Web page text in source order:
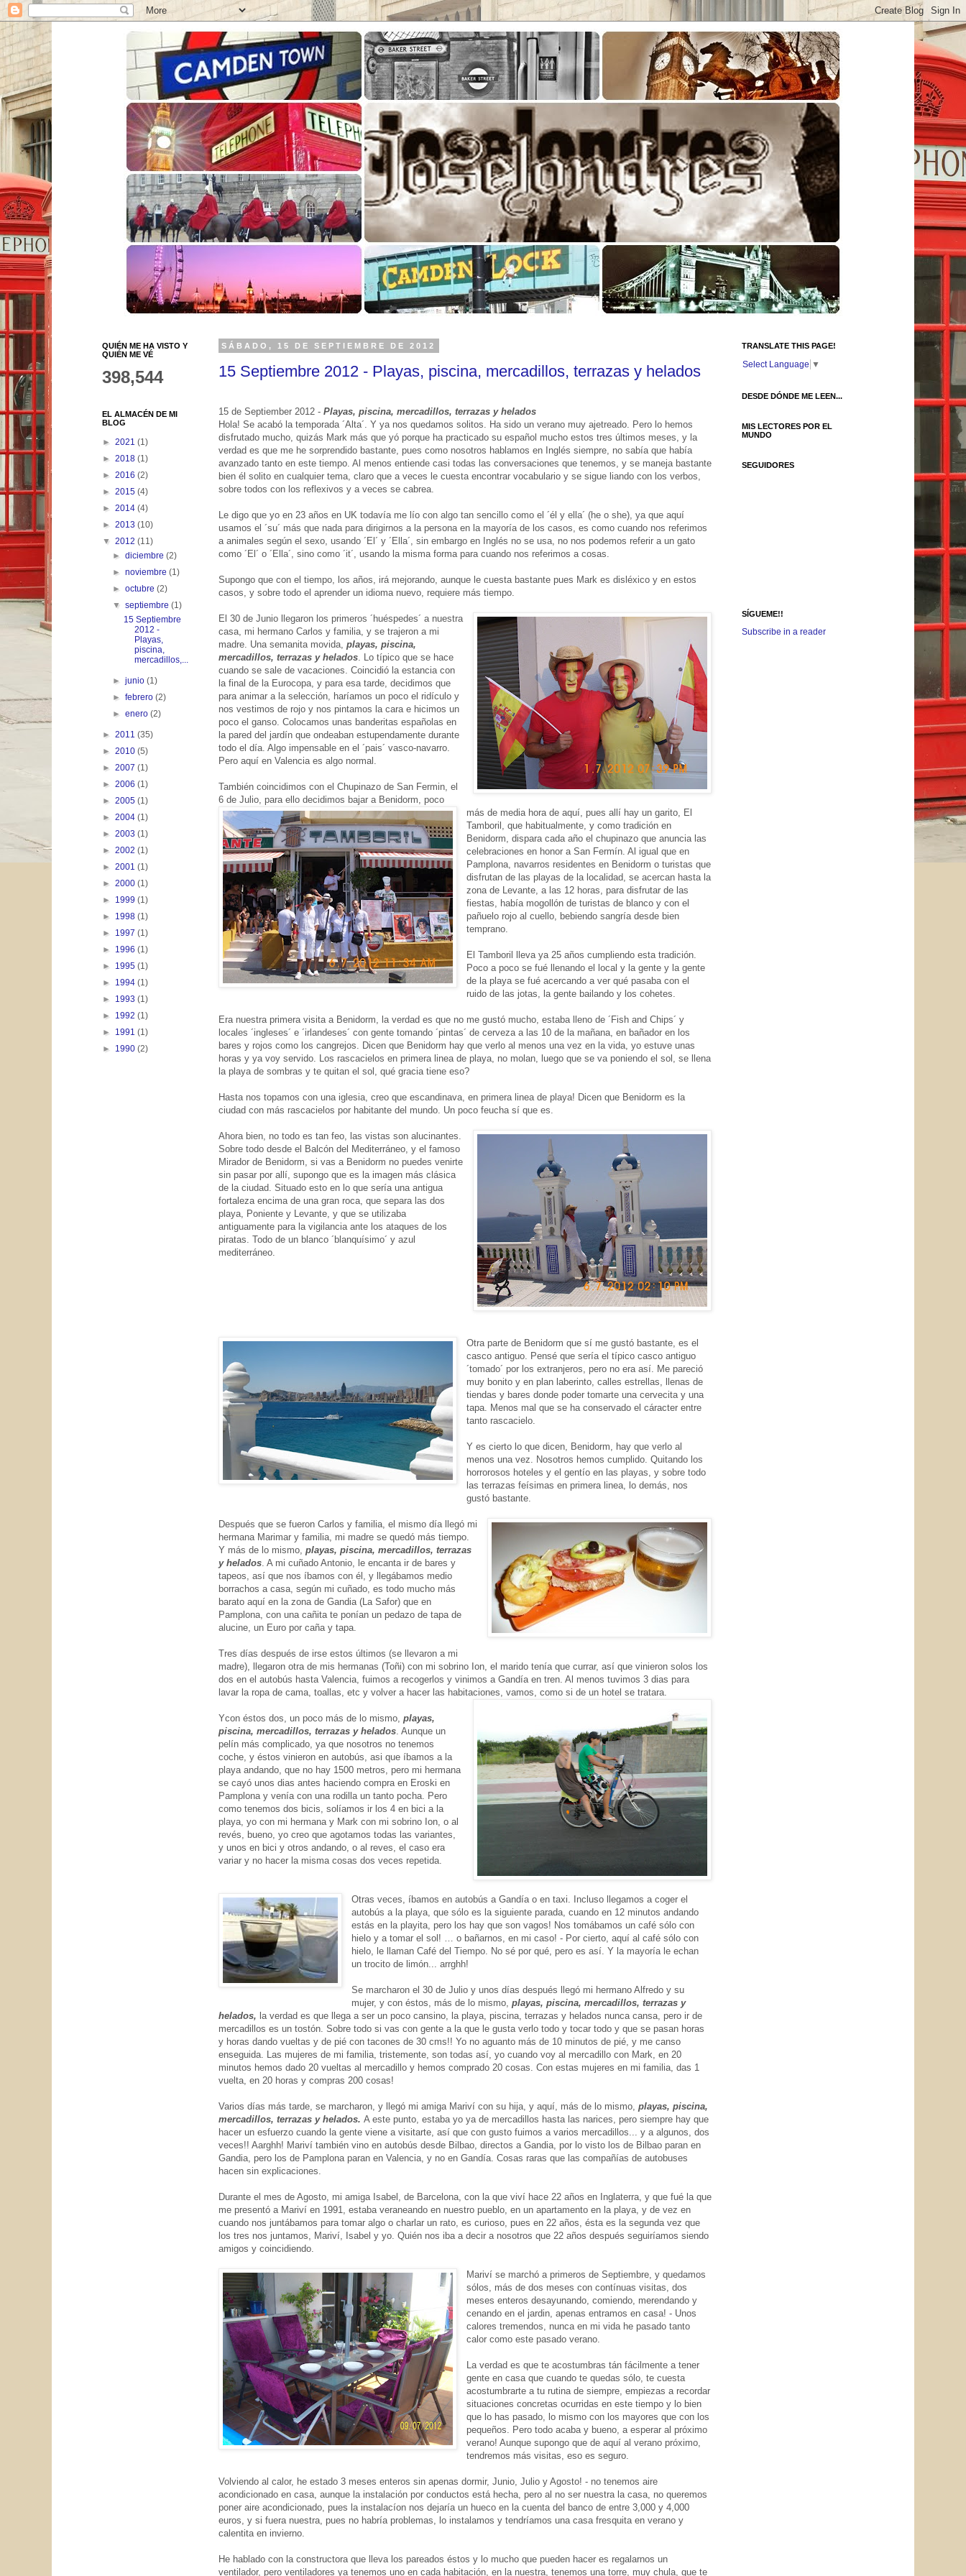
SÁBADO, 15 DE SEPTIEMBRE DE 2012
15 Septiembre 2012 - Playas, piscina, mercadillos, terrazas y helados
15 de Septiember 2012 - Playas, piscina, mercadillos, terrazas y helados
Hola! Se acabó la temporada ´Alta´. Y ya nos quedamos solitos. Ha sido un verano muy ajetreado. Pero lo hemos
disfrutado mucho, quizás Mark más que yó porque ha practicado su español mucho estos tres últimos meses, y la
verdad es que me he sorprendido bastante, pues como nosotros hablamos en Inglés siempre, no sabía que había
avanzado tanto en este tiempo. Al menos entiende casi todas las conversaciones que tenemos, y se maneja bastante
bien él solito en cualquier tema, claro que a veces le cuesta encontrar vocabulario y se sigue liando con los verbos,
sobre todos con los reflexivos y a veces se cabrea.
Le digo que yo en 23 años en UK todavía me lío con algo tan sencillo como el ´él y ella´ (he o she), ya que aquí
usamos el ´su´ más que nada para dirigirnos a la persona en la mayoría de los casos, es como cuando nos referimos
a animales según el sexo, usando ´El´ y ´Ella´, sin embargo en Inglés no se usa, no nos podemos referir a un gato
como ´El´ o ´Ella´, sino como ´it´, usando la misma forma para cuando nos referimos a cosas.
Supongo que con el tiempo, los años, irá mejorando, aunque le cuesta bastante pues Mark es disléxico y en estos
casos, y sobre todo el aprender un idioma nuevo, requiere más tiempo.
El 30 de Junio llegaron los primeros ´huéspedes´ a nuestra
casa, mi hermano Carlos y familia, y se trajeron a mi
madre. Una semanita movida, playas, piscina,
mercadillos, terrazas y helados . Lo típico que se hace
cuando se sale de vacaciones. Coincidió la estancia con
la final de la Eurocopa, y para esa tarde, decidimos que
para animar a la selección, haríamos un poco el ridículo y
nos vestimos de rojo y nos pintamos la cara e hicimos un
poco el ganso. Colocamos unas banderitas españolas en
la pared del jardín que ondeaban estupendamente durante
todo el día. Algo impensable en el ´pais´ vasco-navarro.
Pero aquí en Valencia es algo normal.
También coincidimos con el Chupinazo de San Fermin, el
6 de Julio, para ello decidimos bajar a Benidorm, poco
más de media hora de aquí, pues allí hay un garito, El
Tamboril, que habitualmente, y como tradición en
Benidorm, dispara cada año el chupinazo que anuncia las
celebraciones en honor a San Fermín. Al igual que en
Pamplona, navarros residentes en Benidorm o turistas que
disfrutan de las playas de la localidad, se acercan hasta la
zona de Levante, a las 12 horas, para disfrutar de las
fiestas, había mogollón de turistas de blanco y con el
pañuelo rojo al cuello, bebiendo sangría desde bien
temprano.
El Tamboril lleva ya 25 años cumpliendo esta tradición.
Poco a poco se fué llenando el local y la gente y la gente
de la playa se fué acercando a ver qué pasaba con el
ruido de las jotas, la gente bailando y los cohetes.
Era nuestra primera visita a Benidorm, la verdad es que no me gustó mucho, estaba lleno de ´Fish and Chips´ y
locales ´ingleses´ e ´irlandeses´ con gente tomando ´pintas´ de cerveza a las 10 de la mañana, en bañador en los
bares y rojos como los cangrejos. Dicen que Benidorm hay que verlo al menos una vez en la vida, yo estuve unas
horas y ya voy servido. Los rascacielos en primera linea de playa, no molan, luego que se va poniendo el sol, se llena
la playa de sombras y te quitan el sol, qué gracia tiene eso?
Hasta nos topamos con una iglesia, creo que escandinava, en primera linea de playa! Dicen que Benidorm es la
ciudad con más rascacielos por habitante del mundo. Un poco feucha sí que es.
Ahora bien, no todo es tan feo, las vistas son alucinantes.
Sobre todo desde el Balcón del Mediterráneo, y el famoso
Mirador de Benidorm, si vas a Benidorm no puedes venirte
sin pasar por allí, supongo que es la imagen más clásica
de la ciudad. Situado esto en lo que sería una antigua
fortaleza encima de una gran roca, que separa las dos
playa, Poniente y Levante, y que se utilizaba
antiguamente para la vigilancia ante los ataques de los
piratas. Todo de un blanco ´blanquísimo´ y azul
mediterráneo.
Otra parte de Benidorm que sí me gustó bastante, es el
casco antiguo. Pensé que sería el típico casco antiguo
´tomado´ por los extranjeros, pero no era así. Me pareció
muy bonito y en plan laberinto, calles estrellas, llenas de
tiendas y bares donde poder tomarte una cervecita y una
tapa. Menos mal que se ha conservado el cáracter entre
tanto rascacielo.
Y es cierto lo que dicen, Benidorm, hay que verlo al
menos una vez. Nosotros hemos cumplido. Quitando los
horrorosos hoteles y el gentío en las playas, y sobre todo
las terrazas feísimas en primera linea, lo demás, nos
gustó bastante.
Después que se fueron Carlos y familia, el mismo día llegó mi
hermana Marimar y familia, mi madre se quedó más tiempo.
Y más de lo mismo, playas, piscina, mercadillos, terrazas
y helados. A mi cuñado Antonio, le encanta ir de bares y
tapeos, así que nos íbamos con él, y llegábamos medio
borrachos a casa, según mi cuñado, es todo mucho más
barato aquí en la zona de Gandia (La Safor) que en
Pamplona, con una cañita te ponían un pedazo de tapa de
alucine, un Euro por caña y tapa.
Tres días después de irse estos últimos (se llevaron a mi
madre), llegaron otra de mis hermanas (Toñi) con mi sobrino Ion, el marido tenía que currar, así que vinieron solos los
dos en el autobús hasta Valencia, fuimos a recogerlos y vinimos a Gandía en tren. Al menos tuvimos 3 dias para
lavar la ropa de cama, toallas, etc y volver a hacer las habitaciones, vamos, como si de un hotel se tratara.
Ycon éstos dos, un poco más de lo mismo, playas,
piscina, mercadillos, terrazas y helados. Aunque un
pelín más complicado, ya que nosotros no tenemos
coche, y éstos vinieron en autobús, asi que íbamos a la
playa andando, que no hay 1500 metros, pero mi hermana
se cayó unos dias antes haciendo compra en Eroski en
Pamplona y venía con una rodilla un tanto pocha. Pero
como tenemos dos bicis, solíamos ir los 4 en bici a la
playa, yo con mi hermana y Mark con mi sobrino Ion, o al
revés, bueno, yo creo que agotamos todas las variantes,
y unos en bici y otros andando, o al reves, el caso era
variar y no hacer la misma cosas dos veces repetida.
Otras veces, íbamos en autobús a Gandía o en taxi. Incluso llegamos a coger el
autobús a la playa, que sólo es la siguiente parada, cuando en 12 minutos andando
estás en la playita, pero los hay que son vagos! Nos tomábamos un café sólo con
hielo y a tomar el sol! … o bañarnos, en mi caso! - Por cierto, aquí al café sólo con
hielo, le llaman Café del Tiempo. No sé por qué, pero es así. Y la mayoría le echan
un trocito de limón... arrghh!
Se marcharon el 30 de Julio y unos días después llegó mi hermano Alfredo y su
mujer, y con éstos, más de lo mismo,playas, piscina, mercadillos, terrazas y
helados, la verdad es que llega a ser un poco cansino, la playa, piscina, terrazas y helados nunca cansa, pero ir de
mercadillos es un tostón. Sobre todo si vas con gente a la que le gusta verlo todo y tocar todo y que se pasan horas
y horas dando vueltas y de pié con tacones de 30 cms!! Yo no aguanto más de 10 minutos de pié, y me canso
enseguida. Las mujeres de mi familia, tristemente, son todas así, yo cuando voy al mercadillo con Mark, en 20
minutos hemos dado 20 vueltas al mercadillo y hemos comprado 20 cosas. Con estas mujeres en mi familia, das 1
vuelta, en 20 horas y compras 200 cosas!
Varios días más tarde, se marcharon, y llegó mi amiga Mariví con su hija, y aquí, más de lo mismo, playas, piscina,
mercadillos, terrazas y helados. A este punto, estaba yo ya de mercadillos hasta las narices, pero siempre hay que
hacer un esfuerzo cuando la gente viene a visitarte, así que con gusto fuimos a varios mercadillos... y a algunos, dos
veces!! Aarghh! Mariví también vino en autobús desde Bilbao, directos a Gandia, por lo visto los de Bilbao paran en
Gandia, pero los de Pamplona paran en Valencia, y no en Gandía. Cosas raras que las compañías de autobuses
hacen sin explicaciones.
Durante el mes de Agosto, mi amiga Isabel, de Barcelona, con la que viví hace 22 años en Inglaterra, y que fué la que
me presentó a Mariví en 1991, estaba veraneando en nuestro pueblo, en un apartamento en la playa, y de vez en
cuando nos juntábamos para tomar algo o charlar un rato, es curioso, pues en 22 años, ésta es la segunda vez que
los tres nos juntamos, Mariví, Isabel y yo. Quién nos iba a decir a nosotros que 22 años después seguiríamos siendo
amigos y coincidiendo.
Mariví se marchó a primeros de Septiembre, y quedamos
sólos, más de dos meses con contínuas visitas, dos
meses enteros desayunando, comiendo, merendando y
cenando en el jardin, apenas entramos en casa! - Unos
calores tremendos, nunca en mi vida he pasado tanto
calor como este pasado verano.
La verdad es que te acostumbras tán fácilmente a tener
gente en casa que cuando te quedas sólo, te cuesta
acostumbrarte a tu rutina de siempre, empiezas a recordar
situaciones concretas ocurridas en este tiempo y lo bien
que lo has pasado, lo mismo con los mayores que con los
pequeños. Pero todo acaba y bueno, a esperar al próximo
verano! Aunque supongo que de aquí al verano próximo,
tendremos más visitas, eso es seguro.
Volviendo al calor, he estado 3 meses enteros sin apenas dormir, Junio, Julio y Agosto! - no tenemos aire
acondicionado en casa, aunque la instalación por conductos está hecha, pero al no ser nuestra la casa, no queremos
poner aire acondicionado, pues la instalacíon nos dejaría un hueco en la cuenta del banco de entre 3,000 y 4,000
euros, y si fuera nuestra, pues no habría problemas, lo instalamos y tendríamos una casa fresquita en verano y
calentita en invierno.
He hablado con la constructora que lleva los pareados éstos y lo mucho que pueden hacer es regalarnos un
ventilador, pero ventiladores ya tenemos uno en cada habitación, en la nuestra, tenemos una torre, muy chula, que te
QUIÉN ME HA VISTO Y
QUIÉN ME VÉ
398,544
EL ALMACÉN DE MI
BLOG
► 2021 (1)
► 2018 (1)
► 2016 (2)
► 2015 (4)
► 2014 (4)
► 2013 (10)
▼ 2012 (11)
►diciembre(2)
►noviembre(1)
►octubre(2)
▼septiembre(1)
15 Septiembre
2012 -
Playas,
piscina,
mercadillos,...
►junio(1)
►febrero(2)
►enero(2)
► 2011 (35)
► 2010 (5)
► 2007 (1)
► 2006 (1)
► 2005 (1)
► 2004 (1)
► 2003 (1)
► 2002 (1)
► 2001 (1)
► 2000 (1)
► 1999 (1)
► 1998 (1)
► 1997 (1)
► 1996 (1)
► 1995 (1)
► 1994 (1)
► 1993 (1)
► 1992 (1)
► 1991 (1)
► 1990 (2)
TRANSLATE THIS PAGE!
Select Language ▼
DESDE DÓNDE ME LEEN...
MIS LECTORES POR EL
MUNDO
SEGUIDORES
SÍGUEME!!
Subscribe in a reader